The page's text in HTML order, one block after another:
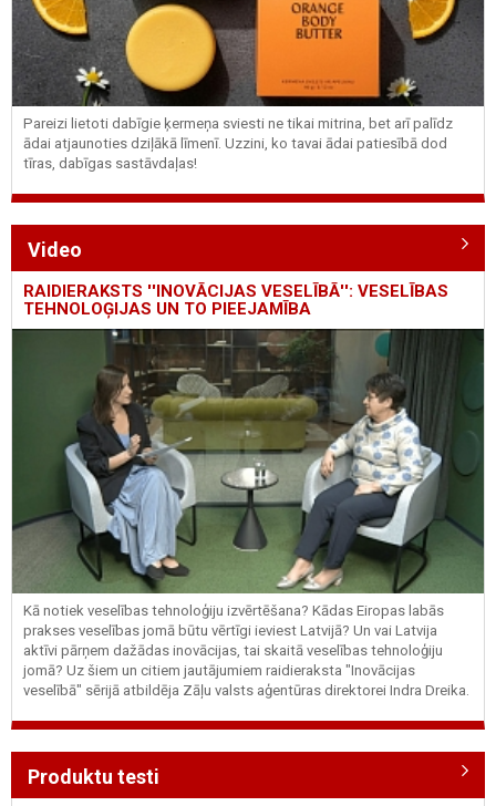
Pareizi lietoti dabīgie ķermeņa sviesti ne tikai mitrina, bet arī palīdz
ādai atjaunoties dziļākā līmenī. Uzzini, ko tavai ādai patiesībā dod
tīras, dabīgas sastāvdaļas!
Video
RAIDIERAKSTS ''INOVĀCIJAS VESELĪBĀ'': VESELĪBAS
TEHNOLOĢIJAS UN TO PIEEJAMĪBA
Kā notiek veselības tehnoloģiju izvērtēšana? Kādas Eiropas labās
prakses veselības jomā būtu vērtīgi ieviest Latvijā? Un vai Latvija
aktīvi pārņem dažādas inovācijas, tai skaitā veselības tehnoloģiju
jomā? Uz šiem un citiem jautājumiem raidieraksta "Inovācijas
veselībā" sērijā atbildēja Zāļu valsts aģentūras direktorei Indra Dreika.
Produktu testi